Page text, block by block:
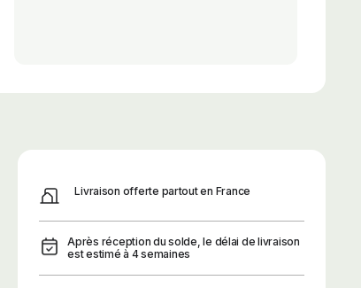
Livraison offerte partout en France
Après réception du solde, le délai de livraison
est estimé à 4 semaines